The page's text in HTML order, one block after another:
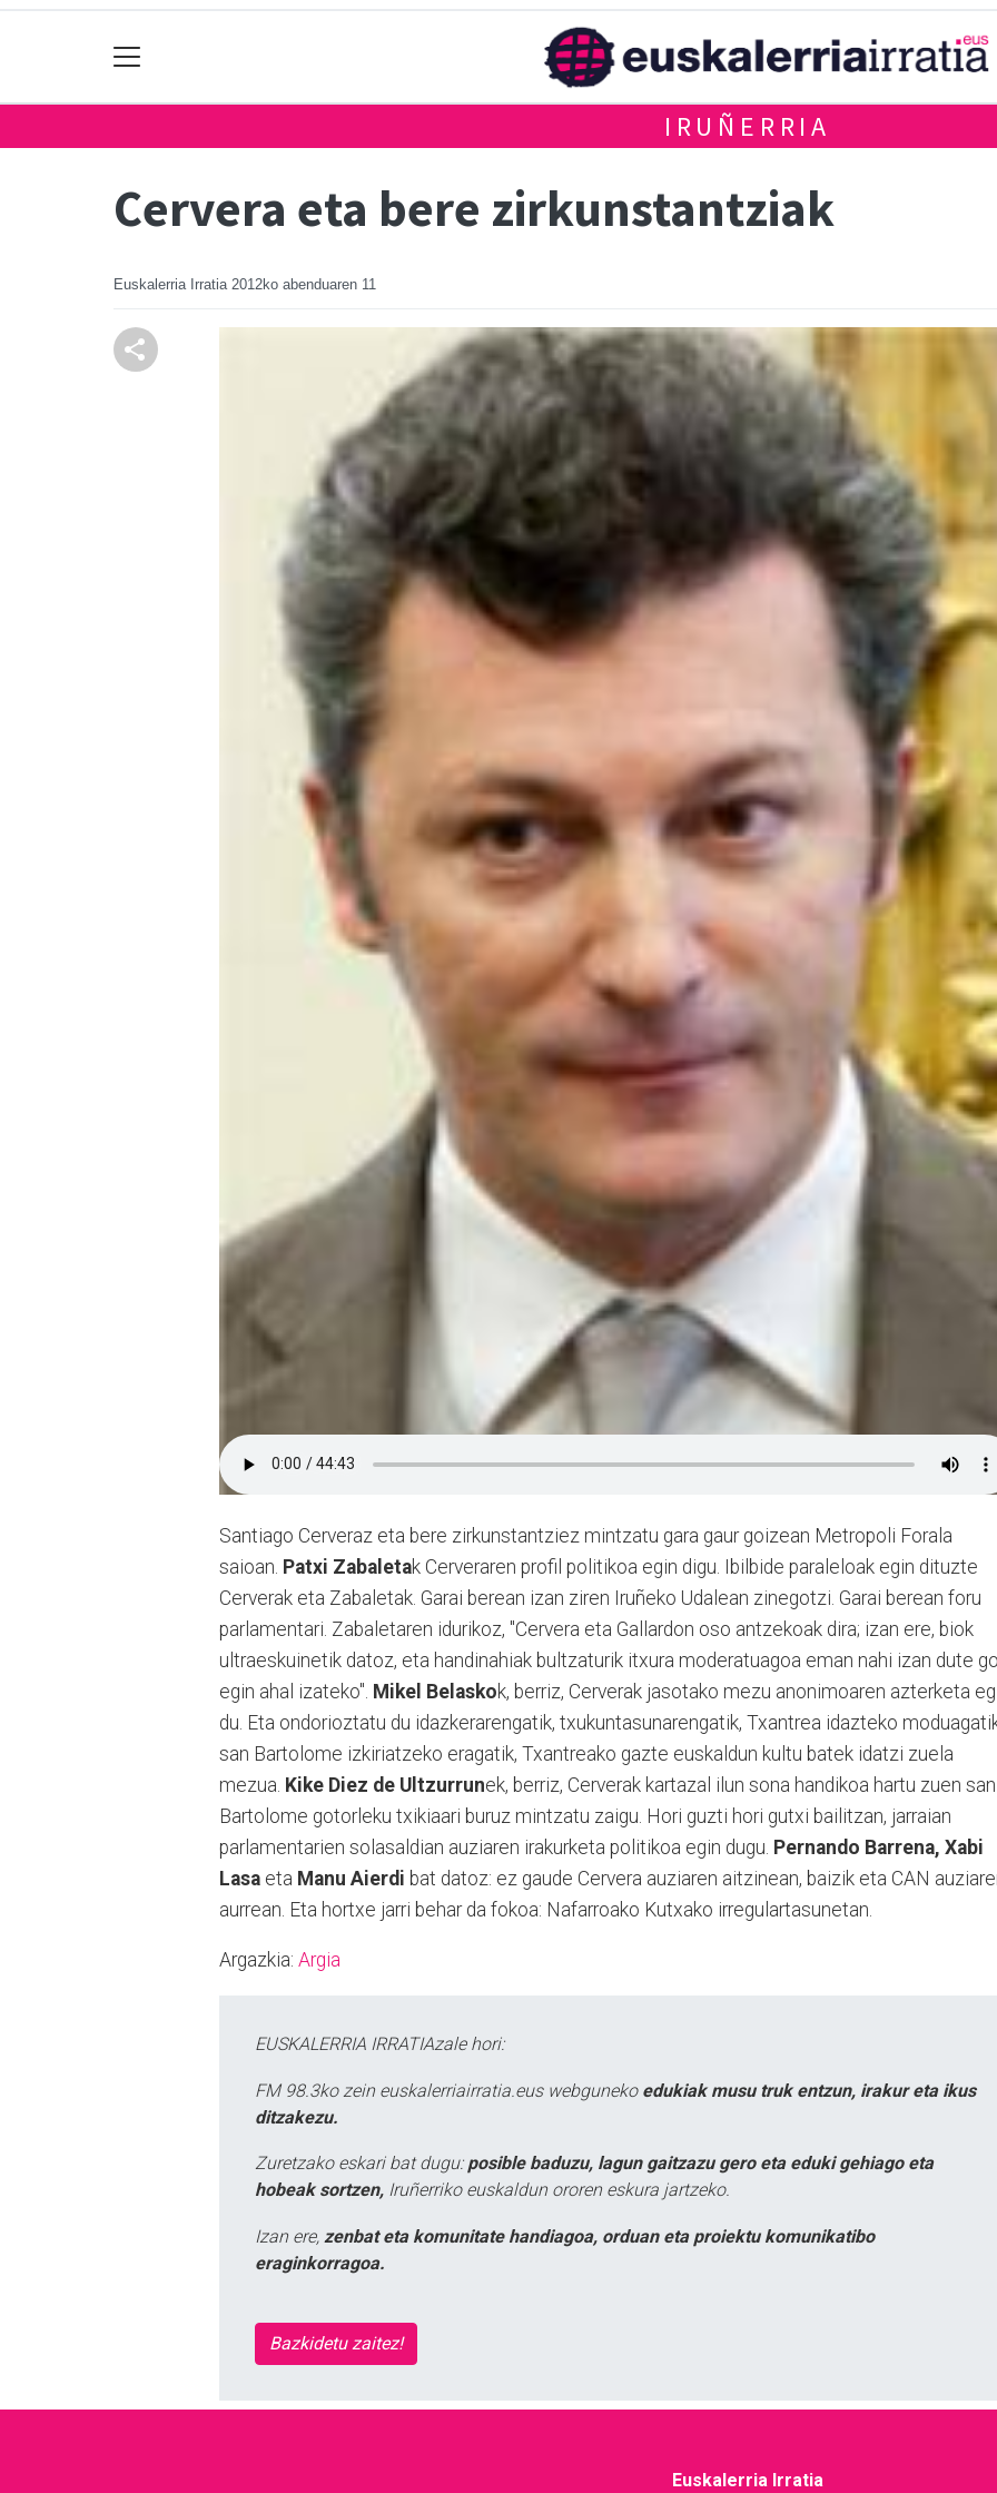
IRUÑERRIA
Cervera eta bere zirkunstantziak
Euskalerria Irratia 2012ko abenduaren 11
Santiago Cerveraz eta bere zirkunstantziez mintzatu gara gaur goizean Metropoli Forala
saioan. Patxi Zabaletak Cerveraren profil politikoa egin digu. Ibilbide paraleloak egin dituzte
Cerverak eta Zabaletak. Garai berean izan ziren Iruñeko Udalean zinegotzi. Garai berean foru
parlamentari. Zabaletaren idurikoz, "Cervera eta Gallardon oso antzekoak dira; izan ere, biok
ultraeskuinetik datoz, eta handinahiak bultzaturik itxura moderatuagoa eman nahi izan dute
egin ahal izateko". Mikel Belaskok, berriz, Cerverak jasotako mezu anonimoaren azterketa
du. Eta ondorioztatu du idazkerarengatik, txukuntasunarengatik, Txantrea idazteko
san Bartolome izkiriatzeko eragatik, Txantreako gazte euskaldun kultu batek idatzi zuela
mezua. Kike Diez de Ultzurrunek, berriz, Cerverak kartazal ilun sona handikoa hartu zuen san
Bartolome gotorleku txikiaari buruz mintzatu zaigu. Hori guzti hori gutxi bailitzan, jarraian
parlamentarien solasaldian auziaren irakurketa politikoa egin dugu. Pernando Barrena, Xabi
Lasa eta Manu Aierdi bat datoz: ez gaude Cervera auziaren aitzinean, baizik eta CAN
aurrean. Eta hortxe jarri behar da fokoa: Nafarroako Kutxako irregulartasunetan.
Argazkia: Argia
EUSKALERRIA IRRATIAzale hori:
FM 98.3ko zein euskalerriairratia.eus webguneko edukiak musu truk entzun, irakur eta ikus
ditzakezu.
Zuretzako eskari bat dugu: posible baduzu, lagun gaitzazu gero eta eduki gehiago eta
hobeak sortzen, Iruñerriko euskaldun ororen eskura jartzeko.
Izan ere, zenbat eta komunitate handiagoa, orduan eta proiektu komunikatibo
eraginkorragoa.
Bazkidetu zaitez!
Euskalerria Irratia